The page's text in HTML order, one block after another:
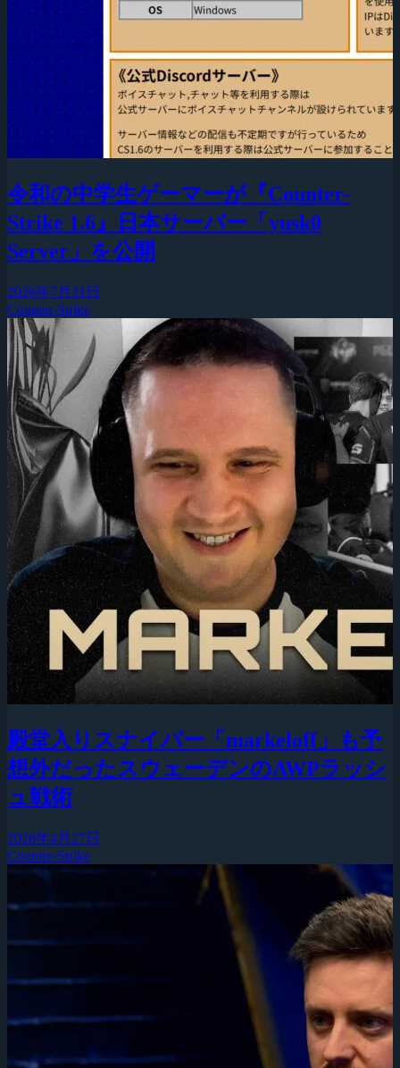
令和の中学生ゲーマーが『Counter-
Strike 1.6』日本サーバー「yusk0
Server」を公開
2026年7月31日
Counter-Strike
殿堂入りスナイパー「markeloff」も予
想外だったスウェーデンのAWPラッシ
ュ戦術
2026年4月27日
Counter-Strike